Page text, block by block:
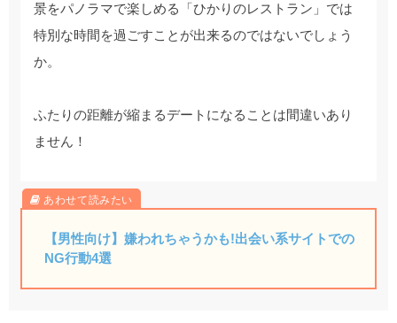
景をパノラマで楽しめる「ひかりのレストラン」では
特別な時間を過ごすことが出来るのではないでしょう
か。
ふたりの距離が縮まるデートになることは間違いあり
ません！
【男性向け】嫌われちゃうかも!出会い系サイトでの
NG行動4選